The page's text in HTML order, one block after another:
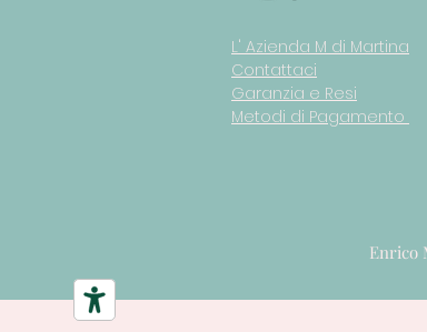
L' Azienda M di Martina
Contattaci
Garanzia e Resi
Metodi di Pagamento
Enrico